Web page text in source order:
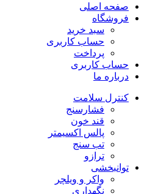
صفحه اصلی
فروشگاه
سبد خرید
حساب کاربری
پرداخت
حساب کاربری
درباره ما
کنترل سلامت
فشارسنج
قند خون
پالس اکسیمتر
تب سنج
ترازو
توانبخشی
واکر و ویلچر
نگهداری